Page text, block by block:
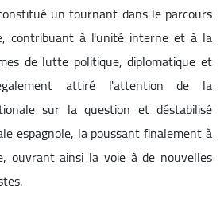
un tournant dans le parcours
contribuant à l'unité interne et à la
de lutte politique, diplomatique et
attiré l'attention de la
sur la question et déstabilisé
espagnole, la poussant finalement à
ouvrant ainsi la voie à de nouvelles